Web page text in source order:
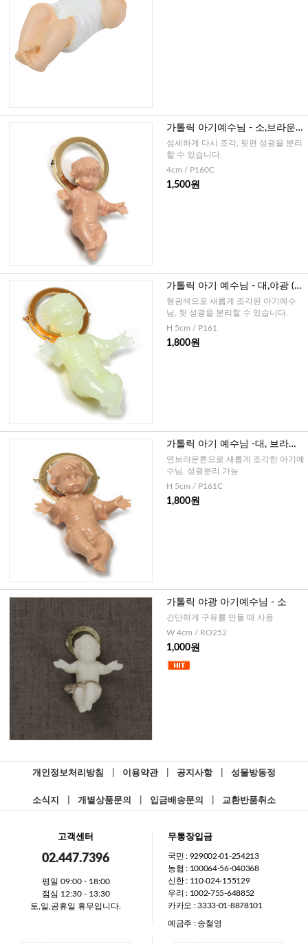
가톨릭 아기예수님 - 소,브라운
(이태리)
섬세하게 다시 조각, 뒷편 성광을 분리
할 수 있습니다.
4cm / P160C
1,500원
가톨릭 아기 예수님 - 대,야광 (이
태리)
형광색으로 새롭게 조각된 아기예수
님, 뒷 성광을 분리할 수 있습니다.
H 5cm / P161
1,800원
가톨릭 아기 예수님 -대, 브라운
(이태리)
연브라운톤으로 새롭게 조각한 아기예
수님, 성광분리 가능
H 5cm / P161C
1,800원
가톨릭 야광 아기예수님 - 소
간단하게 구유를 만들 때 사용
W 4cm / RO252
1,000원
개인정보처리방침 이용약관 공지사항 성물방동정
소식지 개별상품문의 입금배송문의 교환반품취소
고객센터
02.447.7396
평일 09:00 - 18:00
점심 12:30 - 13:30
토,일,공휴일 휴무입니다.
무통장입금
국민 : 929002-01-254213
농협 : 100064-56-040368
신한 : 110-024-155129
우리 : 1002-755-648852
카카오 : 3333-01-8878101
예금주 : 송철영